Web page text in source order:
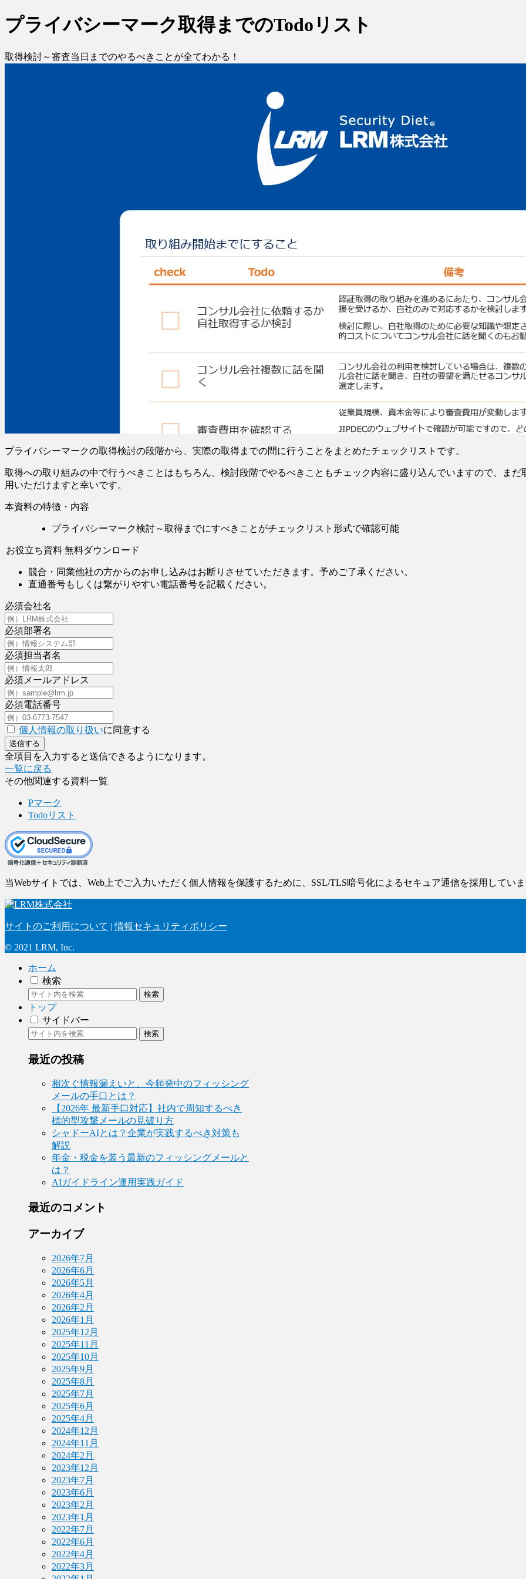
プライバシーマーク取得までのTodoリスト
取得検討～審査当日までのやるべきことが全てわかる！
プライバシーマークの取得検討の段階から、実際の取得までの間に行うことをまとめたチェックリストです。
取得への取り組みの中で行うべきことはもちろん、検討段階でやるべきこともチェック内容に盛り込んでいますので、ま
用いただけますと幸いです。
本資料の特徴・内容
プライバシーマーク検討～取得までにすべきことがチェックリスト形式で確認可能
お役立ち資料 無料ダウンロード
競合・同業他社の方からのお申し込みはお断りさせていただきます。予めご了承ください。
直通番号もしくは繋がりやすい電話番号を記載ください。
必須会社名
必須部署名
必須担当者名
必須 メールアドレス
必須電話番号
個人情報の取り扱いに同意する
送信する
全項目を入力すると送信できるようになります。
一覧に戻る
その他関連する資料一覧
Pマーク
Todoリスト
当Webサイトでは、Web上でご入力いただく個人情報を保護するために、SSL/TLS暗号化によるセキュア通信を採用してい
サイトのご利用について |情報セキュリティポリシー
© 2021 LRM, Inc.
ホーム
検索
検索
トップ
サイドバー
検索
最近の投稿
相次ぐ情報漏えいと、今頻発中のフィッシング
メールの手口とは？
【2026年 最新手口対応】社内で周知するべき
標的型攻撃メールの見破り方
シャドーAIとは？企業が実践するべき対策も
解説
年金・税金を装う最新のフィッシングメールと
は？
AIガイドライン運用実践ガイド
最近のコメント
アーカイブ
2026年7月
2026年6月
2026年5月
2026年4月
2026年2月
2026年1月
2025年12月
2025年11月
2025年10月
2025年9月
2025年8月
2025年7月
2025年6月
2025年4月
2024年12月
2024年11月
2024年2月
2023年12月
2023年7月
2023年6月
2023年2月
2023年1月
2022年7月
2022年6月
2022年4月
2022年3月